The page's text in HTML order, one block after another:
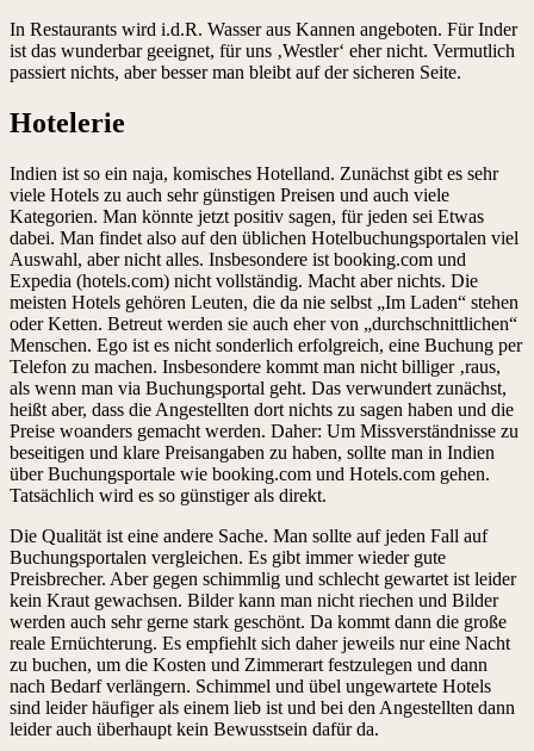
In Restaurants wird i.d.R. Wasser aus Kannen angeboten. Für Inder
ist das wunderbar geeignet, für uns ‚Westler‘ eher nicht. Vermutlich
passiert nichts, aber besser man bleibt auf der sicheren Seite.
Hotelerie
Indien ist so ein naja, komisches Hotelland. Zunächst gibt es sehr
viele Hotels zu auch sehr günstigen Preisen und auch viele
Kategorien. Man könnte jetzt positiv sagen, für jeden sei Etwas
dabei. Man findet also auf den üblichen Hotelbuchungsportalen viel
Auswahl, aber nicht alles. Insbesondere ist booking.com und
Expedia (hotels.com) nicht vollständig. Macht aber nichts. Die
meisten Hotels gehören Leuten, die da nie selbst „Im Laden“ stehen
oder Ketten. Betreut werden sie auch eher von „durchschnittlichen“
Menschen. Ego ist es nicht sonderlich erfolgreich, eine Buchung per
Telefon zu machen. Insbesondere kommt man nicht billiger ‚raus,
als wenn man via Buchungsportal geht. Das verwundert zunächst,
heißt aber, dass die Angestellten dort nichts zu sagen haben und die
Preise woanders gemacht werden. Daher: Um Missverständnisse zu
beseitigen und klare Preisangaben zu haben, sollte man in Indien
über Buchungsportale wie booking.com und Hotels.com gehen.
Tatsächlich wird es so günstiger als direkt.
Die Qualität ist eine andere Sache. Man sollte auf jeden Fall auf
Buchungsportalen vergleichen. Es gibt immer wieder gute
Preisbrecher. Aber gegen schimmlig und schlecht gewartet ist leider
kein Kraut gewachsen. Bilder kann man nicht riechen und Bilder
werden auch sehr gerne stark geschönt. Da kommt dann die große
reale Ernüchterung. Es empfiehlt sich daher jeweils nur eine Nacht
zu buchen, um die Kosten und Zimmerart festzulegen und dann
nach Bedarf verlängern. Schimmel und übel ungewartete Hotels
sind leider häufiger als einem lieb ist und bei den Angestellten dann
leider auch überhaupt kein Bewusstsein dafür da.